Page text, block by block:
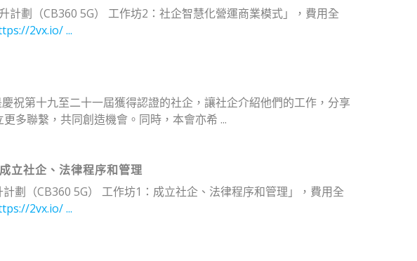
劃（CB360 5G） 工作坊2：社企智慧化營運商業模式」，費用全
2vx.io/ ...
祝第十九至二十一屆獲得認證的社企，讓社企介紹他們的工作，分享
多聯繫，共同創造機會。同時，本會亦希 ...
立社企、法律程序和管理
劃（CB360 5G） 工作坊1：成立社企、法律程序和管理」，費用全
2vx.io/ ...